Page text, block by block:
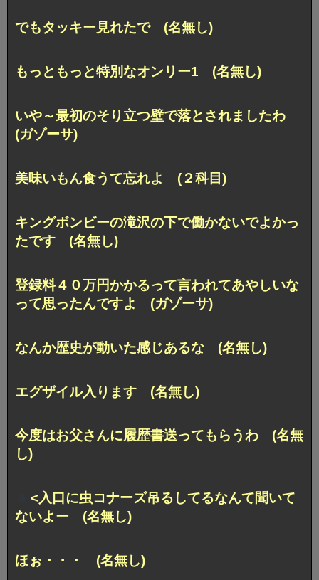
でもタッキー見れたで (名無し)
もっともっと特別なオンリー1 (名無し)
いや～最初のそり立つ壁で落とされましたわ
(ガゾーサ)
美味いもん食うて忘れよ (２科目)
キングボンビーの滝沢の下で働かないでよかっ
たです (名無し)
登録料４０万円かかるって言われてあやしいな
って思ったんですよ (ガゾーサ)
なんか歴史が動いた感じあるな (名無し)
エグザイル入ります (名無し)
今度はお父さんに履歴書送ってもらうわ (名無
し)
<入口に虫コナーズ吊るしてるなんて聞いて
ないよー (名無し)
ほぉ・・・ (名無し)